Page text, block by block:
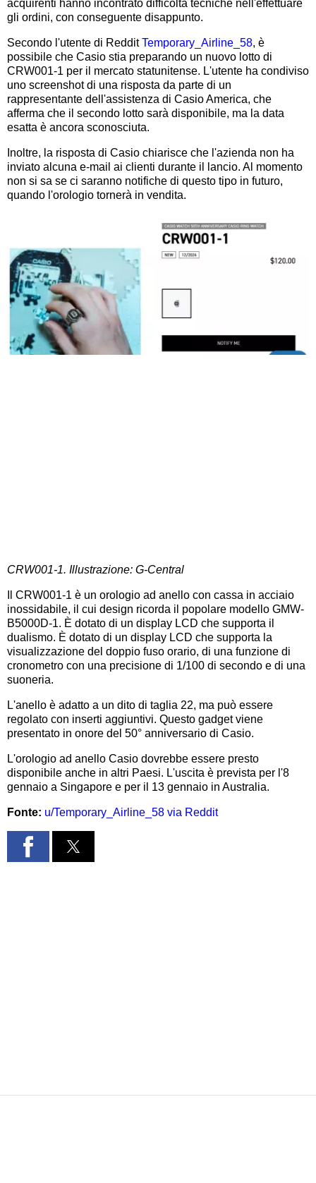
acquirenti hanno incontrato difficoltà tecniche nell'effettuare
gli ordini, con conseguente disappunto.
Secondo l'utente di RedditTemporary_Airline_58, è
possibile che Casio stia preparando un nuovo lotto di
CRW001-1 per il mercato statunitense. L'utente ha condiviso
uno screenshot di una risposta da parte di un
rappresentante dell'assistenza di Casio America, che
afferma che il secondo lotto sarà disponibile, ma la data
esatta è ancora sconosciuta.
Inoltre, la risposta di Casio chiarisce che l'azienda non ha
inviato alcuna e-mail ai clienti durante il lancio. Al momento
non si sa se ci saranno notifiche di questo tipo in futuro,
quando l'orologio tornerà in vendita.
CRW001-1. Illustrazione: G-Central
Il CRW001-1 è un orologio ad anello con cassa in acciaio
inossidabile, il cui design ricorda il popolare modello GMW-
B5000D-1. È dotato di un display LCD che supporta il
dualismo. È dotato di un display LCD che supporta la
visualizzazione del doppio fuso orario, di una funzione di
cronometro con una precisione di 1/100 di secondo e di una
suoneria.
L'anello è adatto a un dito di taglia 22, ma può essere
regolato con inserti aggiuntivi. Questo gadget viene
presentato in onore del 50° anniversario di Casio.
L'orologio ad anello Casio dovrebbe essere presto
disponibile anche in altri Paesi. L'uscita è prevista per l'8
gennaio a Singapore e per il 13 gennaio in Australia.
Fonte: u/Temporary_Airline_58 via Reddit